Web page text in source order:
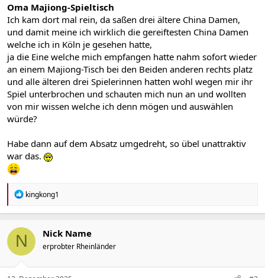
Oma Majiong-Spieltisch
Ich kam dort mal rein, da saßen drei ältere China Damen,
und damit meine ich wirklich die gereiftesten China Damen
welche ich in Köln je gesehen hatte,
ja die Eine welche mich empfangen hatte nahm sofort wieder
an einem Majiong-Tisch bei den Beiden anderen rechts platz
und alle älteren drei Spielerinnen hatten wohl wegen mir ihr
Spiel unterbrochen und schauten mich nun an und wollten
von mir wissen welche ich denn mögen und auswählen
würde?
Habe dann auf dem Absatz umgedreht, so übel unattraktiv
war das.
R
a
t
o
e
kingkong1
N Nick Name
erprobter Rheinländer